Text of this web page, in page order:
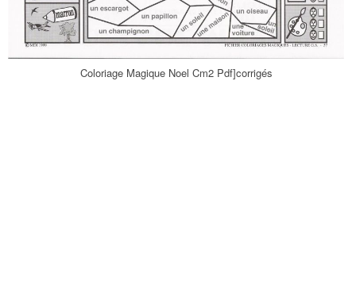
Coloriage Magique Noel Cm2 Pdf]corrigés